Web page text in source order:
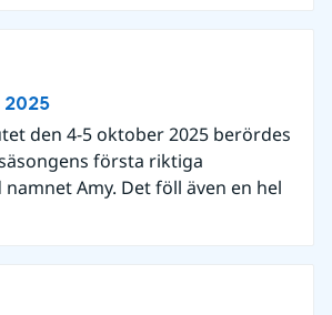
den 4-5 oktober 2025 berördes
första riktiga
Amy. Det föll även en hel